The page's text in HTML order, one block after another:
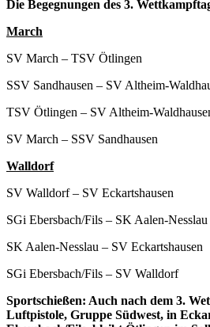
Die Begegnungen des 3.
March
SV March – TSV Ötlingen
SSV Sandhausen – SV Altheim-
TSV Ötlingen – SV Altheim-
SV March – SSV Sandhausen
Walldorf
SV Walldorf – SV Eckartshausen
SGi Ebersbach/Fils – SK Aalen-Nesslau
SK Aalen-Nesslau – SV Eckartshausen
SGi Ebersbach/Fils – SV Walldorf
Sportschießen: Auch nach dem 3.
Luftpistole, Gruppe Südwest, in